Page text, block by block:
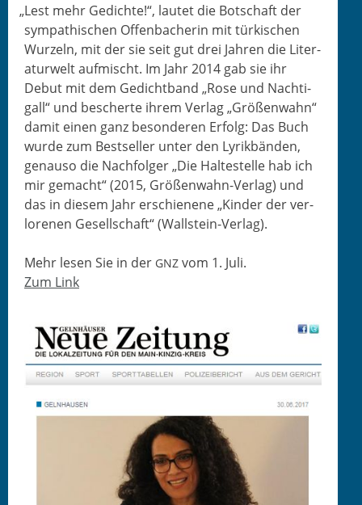
„Lest mehr Gedichte!“, lautet die Botschaft der
sym­pa­this­chen Offen­bacherin mit türkischen
Wurzeln, mit der sie seit gut drei Jahren die Lit­er­
atur­welt aufmis­cht. Im Jahr 2014 gab sie ihr
Debut mit dem Gedicht­band „Rose und Nachti­
gall“ und bescherte ihrem Ver­lag „Größen­wahn“
damit einen ganz beson­deren Erfolg: Das Buch
wurde zum Best­seller unter den Lyrik­bän­den,
genau­so die Nach­fol­ger „Die Hal­testelle hab ich
mir gemacht“ (2015, Größen­wahn-Ver­lag) und
das in diesem Jahr erschienene „Kinder der ver­
lore­nen Gesellschaft“ (Wall­stein-Ver­lag).
Mehr lesen Sie in der GNZ vom 1. Juli.
Zum Link